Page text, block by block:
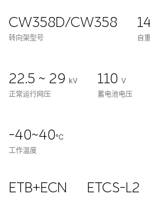
CW358D/CW358
转向架型号
自
22.5 ~ 29
kV
正常运行网压
110V
蓄电池电压
-40~40℃
工作温度
ETB+ECN ETCS-L2